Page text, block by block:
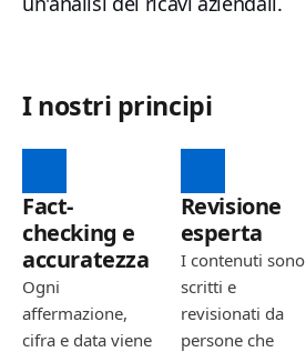
I nostri principi
Fact-
checking e
accuratezza
Ogni
affermazione,
cifra e data viene
Revisione
esperta
I contenuti sono
scritti e
revisionati da
persone che